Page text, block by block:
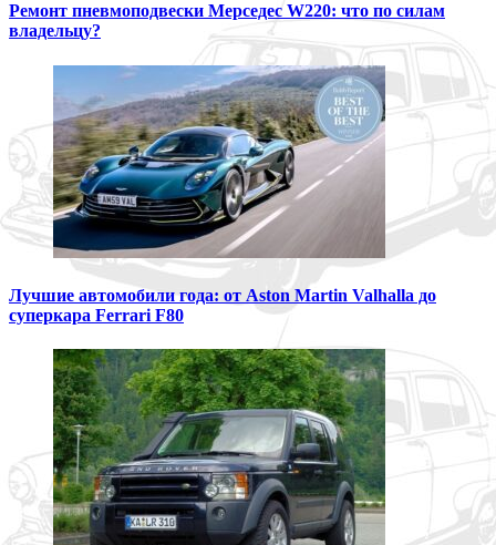
Ремонт пневмоподвески Мерседес W220: что по силам
владельцу?
Лучшие автомобили года: от Aston Martin Valhalla до
суперкара Ferrari F80